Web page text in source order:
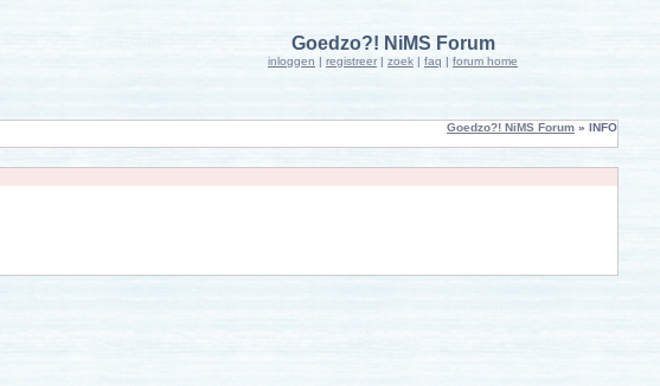
Goedzo?! NiMS Forum
inloggen | registreer | zoek | faq | forum home
Goedzo?! NiMS Forum » INFO